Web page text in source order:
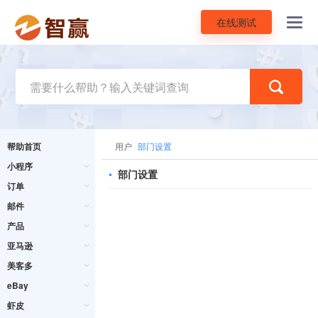
在线测试
帮助首页
小程序
订单
邮件
产品
亚马逊
美客多
eBay
虾皮
用户 部门设置
• 部门设置